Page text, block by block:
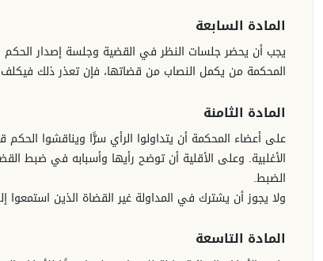
المادة السابعة
يجب أن يحضر جلسات النظر في القضية وجلسة إصدار الحكم
المحكمة من يكمل النصاب من قضاتها، فإن تعذر ذلك
المادة الثامنة
على أعضاء المحكمة أن يتداولوا الرأي سرًّا ويناقشوا
الأغلبية. وعلى الأقلية أن توضح رأيها وأسبابه في ضبط
الضبط.
ولا يجوز أن يشترك في المداولة غير القضاة الذين استمعوا
المادة التاسعة